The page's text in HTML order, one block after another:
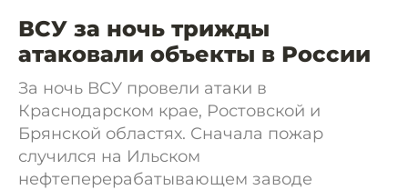
ВСУ за ночь трижды
атаковали объекты в России
За ночь ВСУ провели атаки в
Краснодарском крае, Ростовской и
Брянской областях. Сначала пожар
случился на Ильском
нефтеперерабатывающем заводе